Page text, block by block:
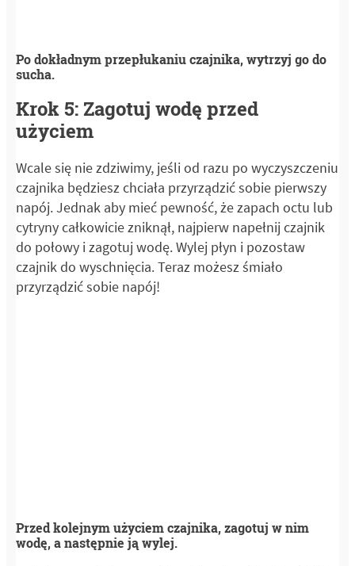
Po dokładnym przepłukaniu czajnika, wytrzyj go do
sucha.
Krok 5: Zagotuj wodę przed
użyciem
Wcale się nie zdziwimy, jeśli od razu po wyczyszczeniu
czajnika będziesz chciała przyrządzić sobie pierwszy
napój. Jednak aby mieć pewność, że zapach octu lub
cytryny całkowicie zniknął, najpierw napełnij czajnik
do połowy i zagotuj wodę. Wylej płyn i pozostaw
czajnik do wyschnięcia. Teraz możesz śmiało
przyrządzić sobie napój!
Przed kolejnym użyciem czajnika, zagotuj w nim
wodę, a następnie ją wylej.